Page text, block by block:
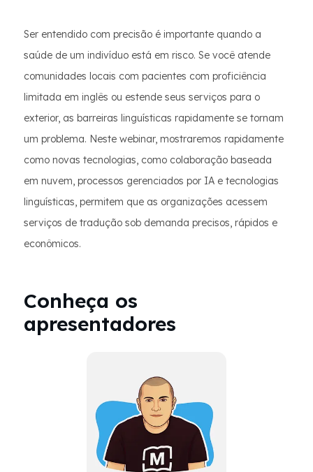
Ser entendido com precisão é importante quando a
saúde de um indivíduo está em risco. Se você atende
comunidades locais com pacientes com proficiência
limitada em inglês ou estende seus serviços para o
exterior, as barreiras linguísticas rapidamente se tornam
um problema. Neste webinar, mostraremos rapidamente
como novas tecnologias, como colaboração baseada
em nuvem, processos gerenciados por IA e tecnologias
linguísticas, permitem que as organizações acessem
serviços de tradução sob demanda precisos, rápidos e
econômicos.
Conheça os
apresentadores